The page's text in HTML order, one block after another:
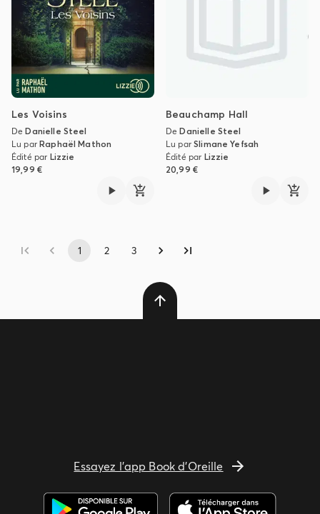
Les Voisins
DeDanielle Steel
Lu parRaphaël Mathon
Édité par Lizzie
19,99 €
Beauchamp Hall
DeDanielle Steel
Lu parSlimane Yefsah
Édité par Lizzie
20,99 €
1 2 3
Essayez l'app Book d'Oreille